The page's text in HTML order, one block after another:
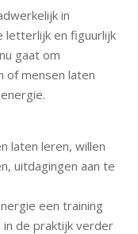
in
letterlijk en figuurlijk
gaat om
of mensen laten
laten leren, willen
uitdagingen aan te
een training
de praktijk verder